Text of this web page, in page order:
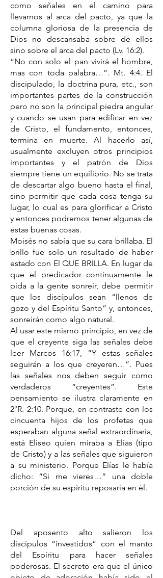
como señales en el camino para
llevarnos al arca del pacto, ya que la
columna gloriosa de la presencia de
Dios no descansaba sobre de ellos
sino sobre el arca del pacto (Lv. 16:2).
“No con solo el pan vivirá el hombre,
mas con toda palabra…”. Mt. 4:4. El
discipulado, la doctrina pura, etc., son
importantes partes de la construcción
pero no son la principal piedra angular
y cuando se usan para edificar en vez
de Cristo, el fundamento, entonces,
termina en muerte. Al hacerlo así,
usualmente excluyen otros principios
importantes y el patrón de Dios
siempre tiene un equilibrio. No se trata
de descartar algo bueno hasta el final,
sino permitir que cada cosa tenga su
lugar, lo cual es para glorificar a Cristo
y entonces podremos tener algunas de
estas buenas cosas.
Moisés no sabía que su cara brillaba. El
brillo fue solo un resultado de haber
estado con El QUE BRILLA. En lugar de
que el predicador continuamente le
pida a la gente sonreír, debe permitir
que los discípulos sean “llenos de
gozo y del Espíritu Santo” y, entonces,
sonreirán como algo natural.
Al usar este mismo principio, en vez de
que el creyente siga las señales debe
leer Marcos 16:17, “Y estas señales
seguirán a los que creyeren…”. Pues
las señales nos deben seguir como
verdaderos “creyentes”. Este
pensamiento se ilustra claramente en
2°R. 2:10. Porque, en contraste con los
cincuenta hijos de los profetas que
esperaban alguna señal extraordinaria,
está Eliseo quien miraba a Elías (tipo
de Cristo) y a las señales que siguieron
a su ministerio. Porque Elías le había
dicho: “Si me vieres…” una doble
porción de su espíritu reposaría en él.
Del aposento alto salieron los
discípulos “investidos” con el manto
del Espíritu para hacer señales
poderosas. El secreto era que el único